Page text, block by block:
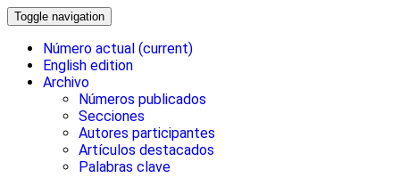
Toggle navigation
Número actual (current)
English edition
Archivo
Números publicados
Secciones
Autores participantes
Artículos destacados
Palabras clave